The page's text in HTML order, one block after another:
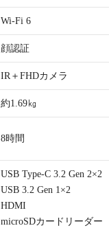
Wi-Fi 6
顔認証
IR＋FHDカメラ
約1.69㎏
8時間
USB Type-C 3.2 Gen 2×2
USB 3.2 Gen 1×2
HDMI
microSDカードリーダー